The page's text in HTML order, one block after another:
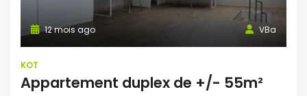
VBa
12 mois ago
KOT
Appartement duplex de +/- 55m²